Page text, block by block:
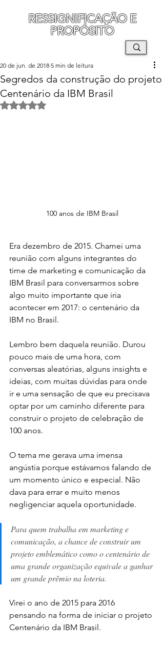
RESSIGNIFICAÇÃO E
PROPÓSITO
Segredos da construção do projeto
Centenário da IBM Brasil
20 de jun. de 2018 5 min de leitura
Avaliado com NaN de 5 estrelas.
100 anos de IBM Brasil
Era dezembro de 2015. Chamei uma
reunião com alguns integrantes do
time de marketing e comunicação da
IBM Brasil para conversarmos sobre
algo muito importante que iria
acontecer em 2017: o centenário da
IBM no Brasil.
Lembro bem daquela reunião. Durou
pouco mais de uma hora, com
conversas aleatórias, alguns insights e
ideias, com muitas dúvidas para onde
ir e uma sensação de que eu precisava
optar por um caminho diferente para
construir o projeto de celebração de
100 anos.
O tema me gerava uma imensa
angústia porque estávamos falando de
um momento único e especial. Não
dava para errar e muito menos
negligenciar aquela oportunidade.
Para quem trabalha em marketing e
comunicação, a chance de construir um
projeto emblemático como o centenário de
uma grande organização equivale a ganhar
um grande prêmio na loteria.
Virei o ano de 2015 para 2016
pensando na forma de iniciar o projeto
Centenário da IBM Brasil.